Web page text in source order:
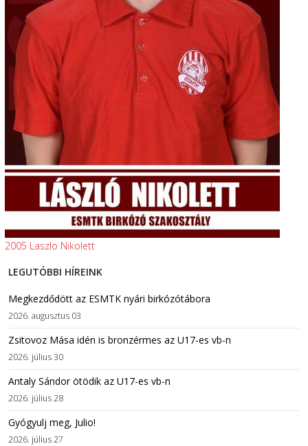
2005 Laszlo Nikolett
LEGUTÓBBI HÍREINK
Megkezdődött az ESMTK nyári birkózótábora
2026. augusztus 03
Zsitovoz Mása idén is bronzérmes az U17-es vb-n
2026. július 30
Antaly Sándor ötödik az U17-es vb-n
2026. július 28
Gyógyulj meg, Julio!
2026. július 27